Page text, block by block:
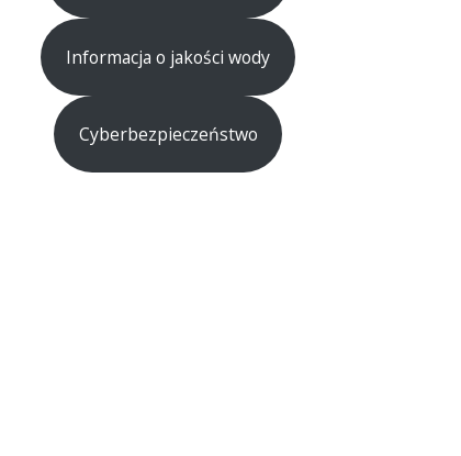
Informacja o jakości wody
Cyberbezpieczeństwo